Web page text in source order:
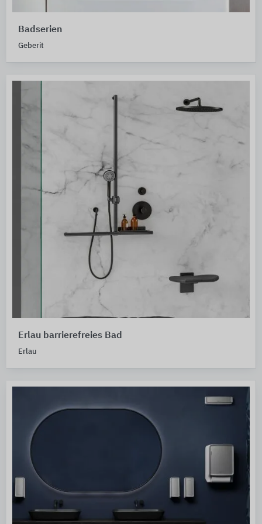
Badserien
Geberit
Erlau barrierefreies Bad
Erlau